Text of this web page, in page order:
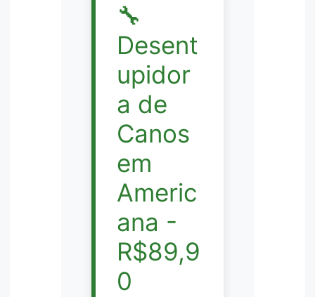
🔧
Desent
upidor
a de
Canos
em
Americ
ana -
R$89,9
0